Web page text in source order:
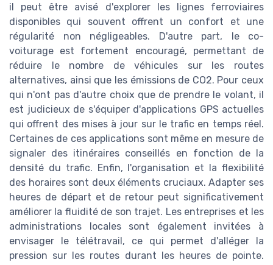
il peut être avisé d'explorer les lignes ferroviaires
disponibles qui souvent offrent un confort et une
régularité non négligeables. D'autre part, le co-
voiturage est fortement encouragé, permettant de
réduire le nombre de véhicules sur les routes
alternatives, ainsi que les émissions de CO2. Pour ceux
qui n'ont pas d'autre choix que de prendre le volant, il
est judicieux de s'équiper d'applications GPS actuelles
qui offrent des mises à jour sur le trafic en temps réel.
Certaines de ces applications sont même en mesure de
signaler des itinéraires conseillés en fonction de la
densité du trafic. Enfin, l'organisation et la flexibilité
des horaires sont deux éléments cruciaux. Adapter ses
heures de départ et de retour peut significativement
améliorer la fluidité de son trajet. Les entreprises et les
administrations locales sont également invitées à
envisager le télétravail, ce qui permet d'alléger la
pression sur les routes durant les heures de pointe.